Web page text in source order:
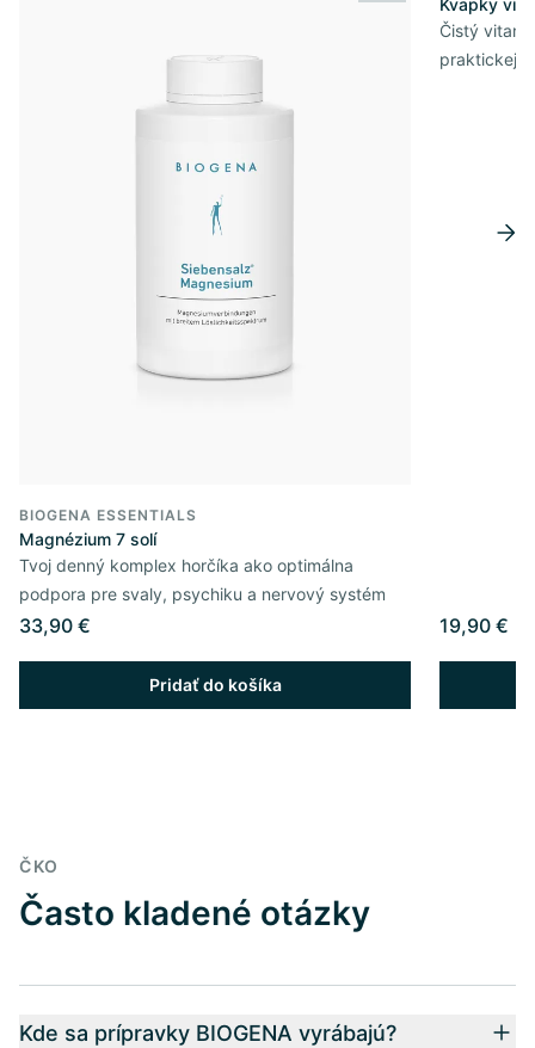
BIOGENA ESSENTIALS
Magnézium 7 solí
Tvoj denný komplex horčíka ako optimálna
podpora pre svaly, psychiku a nervový systém
33,90 €
Pridať do košíka
Kvapky
Čistý
praktickej
19,90 €
ČKO
Často kladené otázky
Kde sa prípravky BIOGENA vyrábajú?